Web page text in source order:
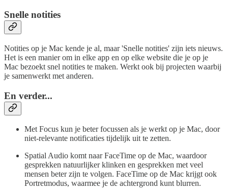
Snelle notities
Notities op je Mac kende je al, maar 'Snelle notities' zijn iets nieuws.
Het is een manier om in elke app en op elke website die je op je
Mac bezoekt snel notities te maken. Werkt ook bij projecten waarbij
je samenwerkt met anderen.
En verder...
Met Focus kun je beter focussen als je werkt op je Mac, door
niet-relevante notificaties tijdelijk uit te zetten.
Spatial Audio komt naar FaceTime op de Mac, waardoor
gesprekken natuurlijker klinken en gesprekken met veel
mensen beter zijn te volgen. FaceTime op de Mac krijgt ook
Portretmodus, waarmee je de achtergrond kunt blurren.